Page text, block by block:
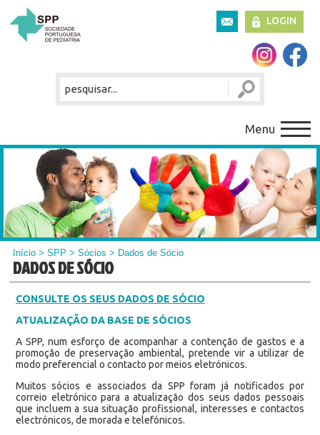
LOGIN
Menu
Início >SPP >Sócios > Dados de Sócio
DADOS DE SÓCIO
CONSULTE OS SEUS DADOS DE SÓCIO
ATUALIZAÇÃO DA BASE DE SÓCIOS
A SPP, num esforço de acompanhar a contenção de gastos e a
promoção de preservação ambiental, pretende vir a utilizar de
modo preferencial o contacto por meios eletrónicos.
Muitos sócios e associados da SPP foram já notificados por
correio eletrónico para a atualização dos seus dados pessoais
que incluem a sua situação profissional, interesses e contactos
electrónicos, de morada e telefónicos.